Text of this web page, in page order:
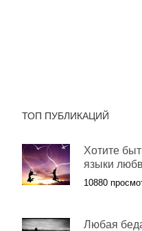
ТОП ПУБЛИКАЦИЙ
Хотите
языки
10880
Любая